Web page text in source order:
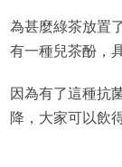
為甚麼綠茶放置
有一種兒茶酚，
因為有了這種抗
降，大家可以飲